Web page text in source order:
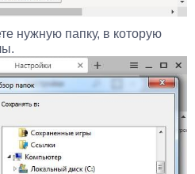
нужную папку, в которую